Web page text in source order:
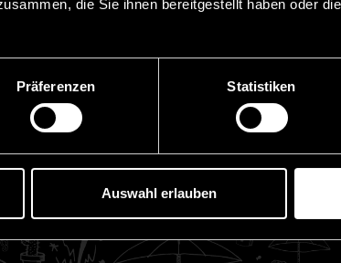
die Sie ihnen bereitgestellt haben oder
Präferenzen Statistiken
Auswahl erlauben
Holdingstrukturen.
Vorheriger Beitrag